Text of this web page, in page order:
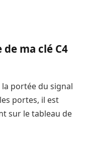
ma clé C4
portée du signal
portes, il est
sur le tableau de